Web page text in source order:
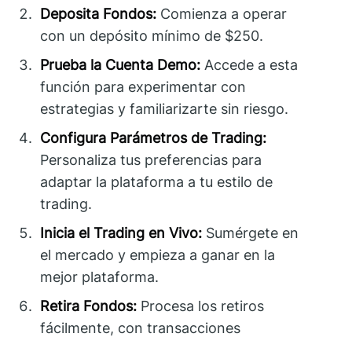
Deposita Fondos: Comienza a operar
con un depósito mínimo de $250.
Prueba la Cuenta Demo: Accede a esta
función para experimentar con
estrategias y familiarizarte sin riesgo.
Configura Parámetros de Trading:
Personaliza tus preferencias para
adaptar la plataforma a tu estilo de
trading.
Inicia el Trading en Vivo: Sumérgete en
el mercado y empieza a ganar en la
mejor plataforma.
Retira Fondos: Procesa los retiros
fácilmente, con transacciones